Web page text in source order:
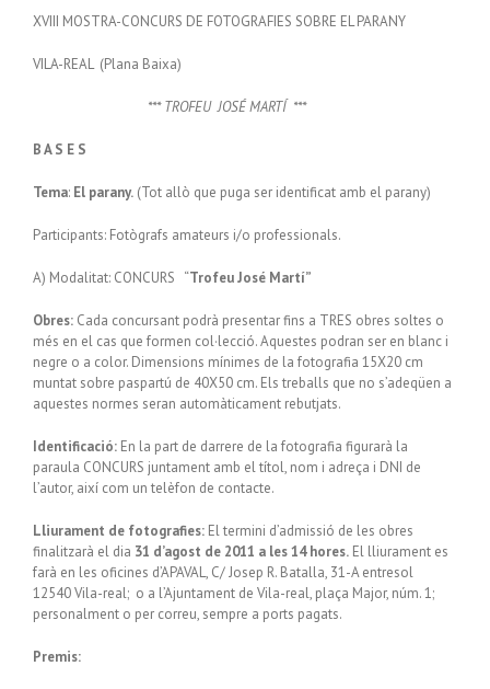
XVIII MOSTRA-CONCURS DE FOTOGRAFIES SOBRE EL PARANY
VILA-REAL (Plana Baixa)
*** TROFEU JOSÉ MARTÍ ***
B A S E S
Tema: El parany. (Tot allò que puga ser identificat amb el parany)
Participants: Fotògrafs amateurs i/o professionals.
A) Modalitat: CONCURS “Trofeu José Martí”
Obres: Cada concursant podrà presentar fins a TRES obres soltes o
més en el cas que formen col·lecció. Aquestes podran ser en blanc i
negre o a color. Dimensions mínimes de la fotografia 15X20 cm
muntat sobre paspartú de 40X50 cm. Els treballs que no s’adeqüen a
aquestes normes seran automàticament rebutjats.
Identificació: En la part de darrere de la fotografia figurarà la
paraula CONCURS juntament amb el títol, nom i adreça i DNI de
l’autor, així com un telèfon de contacte.
Lliurament de fotografies: El termini d’admissió de les obres
finalitzarà el dia 31 d’agost de 2011 a les 14 hores. El lliurament es
farà en les oficines d’APAVAL, C/ Josep R. Batalla, 31-A entresol
12540 Vila-real; o a l’Ajuntament de Vila-real, plaça Major, núm. 1;
personalment o per correu, sempre a ports pagats.
Premis: